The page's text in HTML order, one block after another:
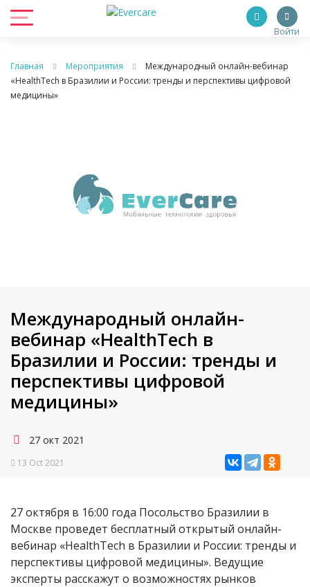
Войти
Главная Мероприятия
Международный онлайн-вебинар
«HealthTech в Бразилии и России: тренды и перспективы цифровой
медицины»
Международный онлайн-
вебинар «HealthTech в
Бразилии и России: тренды и
перспективы цифровой
медицины»
27 окт 2021
13 Oct 2021
27 октября в 16:00 года Посольство Бразилии в
Москве проведет бесплатный открытый онлайн-
вебинар «HealthTech в Бразилии и России: тренды и
перспективы цифровой медицины». Ведущие
эксперты расскажут о возможностях рынков